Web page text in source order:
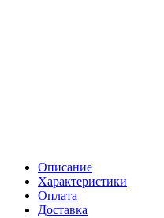
Описание
Характеристики
Оплата
Доставка